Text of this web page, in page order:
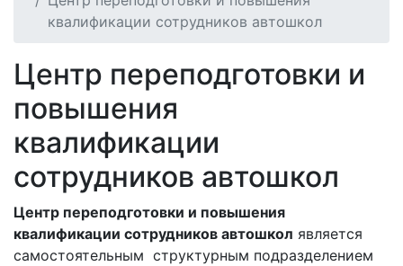
квалификации сотрудников автошкол
Центр переподготовки и
повышения
квалификации
сотрудников автошкол
Центр переподготовки и повышения
квалификации сотрудников автошкол является
самостоятельным структурным подразделением